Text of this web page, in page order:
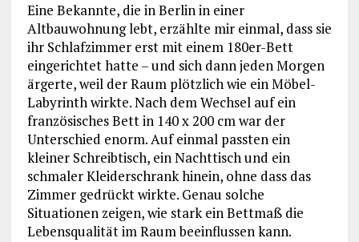
Eine Bekannte, die in Berlin in einer
Altbauwohnung lebt, erzählte mir einmal, dass sie
ihr Schlafzimmer erst mit einem 180er-Bett
eingerichtet hatte – und sich dann jeden Morgen
ärgerte, weil der Raum plötzlich wie ein Möbel-
Labyrinth wirkte. Nach dem Wechsel auf ein
französisches Bett in 140 x 200 cm war der
Unterschied enorm. Auf einmal passten ein
kleiner Schreibtisch, ein Nachttisch und ein
schmaler Kleiderschrank hinein, ohne dass das
Zimmer gedrückt wirkte. Genau solche
Situationen zeigen, wie stark ein Bettmaß die
Lebensqualität im Raum beeinflussen kann.